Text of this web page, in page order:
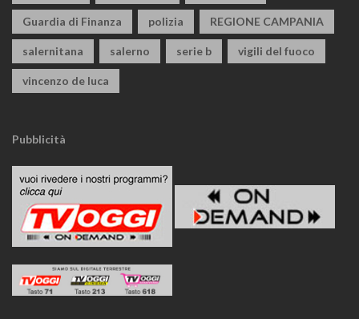
Guardia di Finanza polizia REGIONE CAMPANIA
salernitana salerno serie b vigili del fuoco
vincenzo de luca
Pubblicità